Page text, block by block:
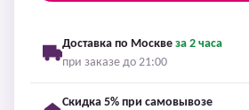
Доставка по Москве за 2 часа
при заказе до 21:00
Скидка 5% при самовывозе